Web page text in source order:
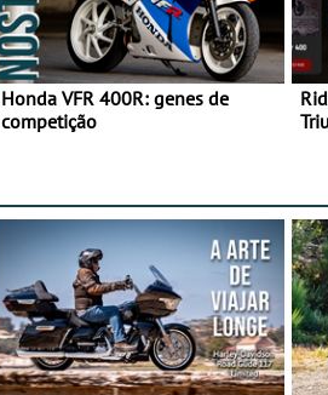
Honda VFR 400R: genes de
competição